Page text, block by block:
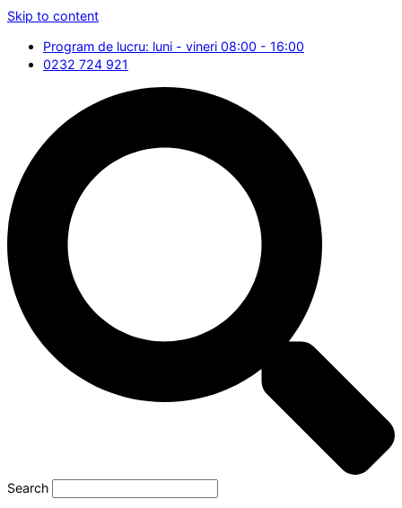
Skip to content
Program de lucru: luni - vineri 08:00 - 16:00
0232 724 921
Search